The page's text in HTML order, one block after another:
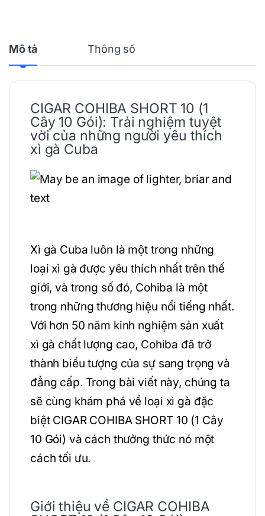
Mô tả Thông số
CIGAR COHIBA SHORT 10 (1
Cây 10 Gói): Trải nghiệm tuyệt
vời của những người yêu thích
xì gà Cuba
Xì gà Cuba luôn là một trong những
loại xì gà được yêu thích nhất trên thế
giới, và trong số đó, Cohiba là một
trong những thương hiệu nổi tiếng nhất.
Với hơn 50 năm kinh nghiệm sản xuất
xì gà chất lượng cao, Cohiba đã trở
thành biểu tượng của sự sang trọng và
đẳng cấp. Trong bài viết này, chúng ta
sẽ cùng khám phá về loại xì gà đặc
biệt CIGAR COHIBA SHORT 10 (1 Cây
10 Gói) và cách thưởng thức nó một
cách tối ưu.
Giới thiệu về CIGAR COHIBA